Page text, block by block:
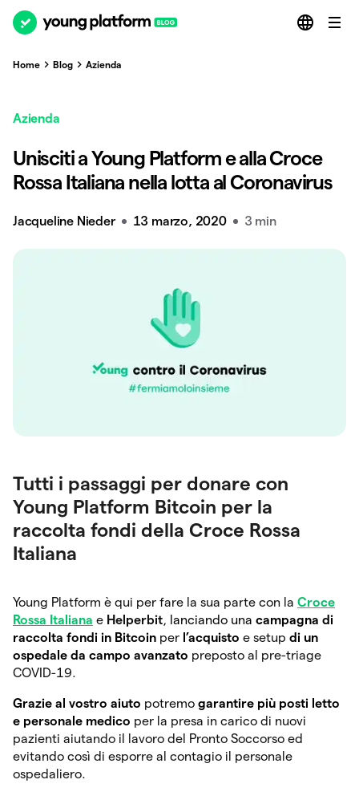
Home Blog Azienda
Azienda
Unisciti a Young Platform e alla Croce
Rossa Italiana nella lotta al Coronavirus
Jacqueline Nieder 13 marzo, 2020 3 min
Tutti i passaggi per donare con
Young Platform Bitcoin per la
raccolta fondi della Croce Rossa
Italiana
Young Platform è qui per fare la sua parte con la Croce
Rossa Italiana e Helperbit, lanciando una campagna di
raccolta fondi in Bitcoin per l’acquisto e setup di un
ospedale da campo avanzato preposto al pre-triage
COVID-19.
Grazie al vostro aiuto potremo garantire più posti letto
e personale medico per la presa in carico di nuovi
pazienti aiutando il lavoro del Pronto Soccorso ed
evitando così di esporre al contagio il personale
ospedaliero.